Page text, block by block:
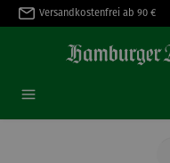
springen
Versandkostenfrei ab 90 €